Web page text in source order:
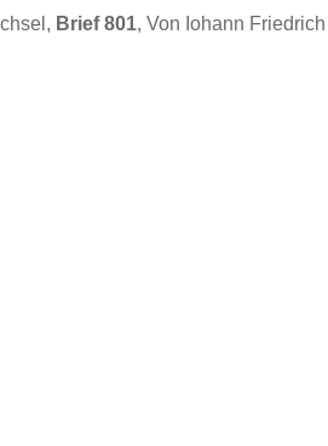
Brief 801, Von Iohann